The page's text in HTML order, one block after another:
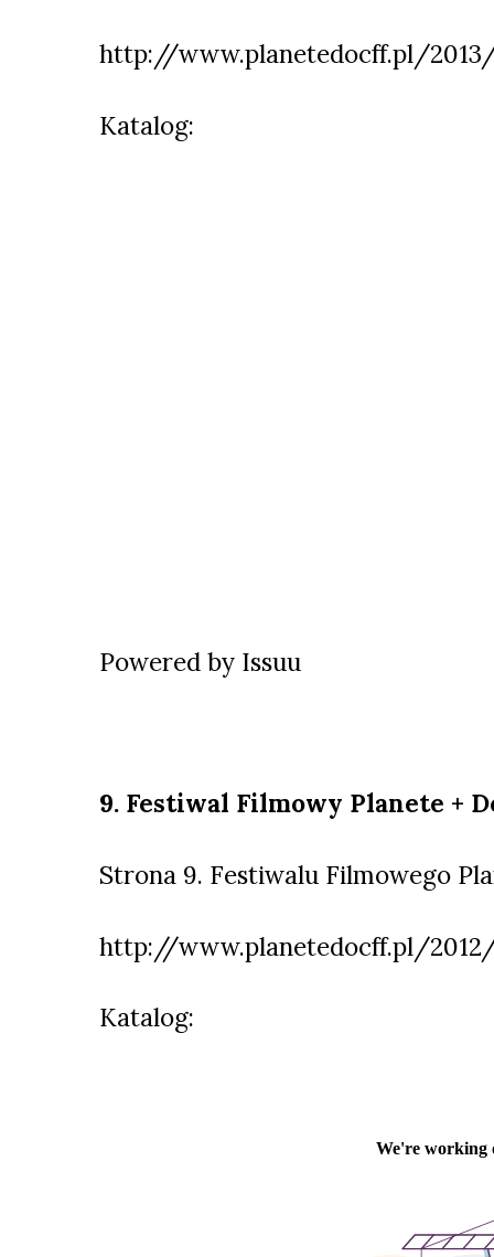
http://www.planetedocff.pl/
Katalog:
Powered by Issuu
9. Festiwal Filmowy Planete +
Strona 9. Festiwalu Filmowego
http://www.planetedocff.pl/
Katalog: